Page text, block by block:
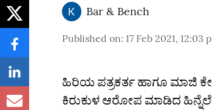
Bar & Bench
Published on: 17 Feb 2021, 12:03
ಹಿರಿಯ ಪತ್ರಕರ್ತ ಹಾಗೂ ಮಾಜಿ
ಕಿರುಕುಳ ಆರೋಪ ಮಾಡಿದ